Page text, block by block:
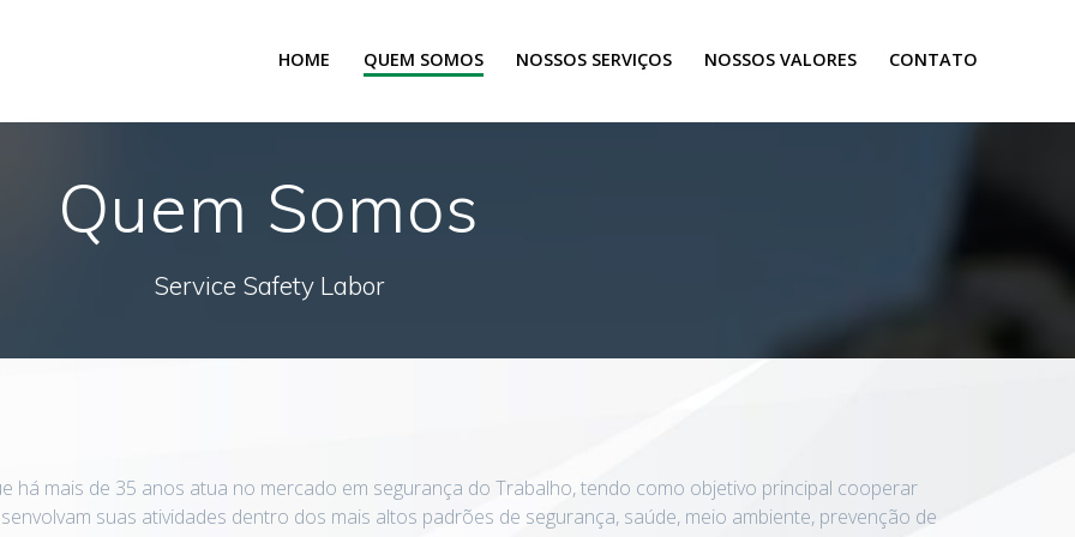
HOME QUEM SOMOS NOSSOS SERVIÇOS NOSSOS VALORES CONTATO
Quem Somos
Service Safety Labor
há mais de 35 anos atua no mercado em segurança do Trabalho, tendo como objetivo principal cooperar
suas atividades dentro dos mais altos padrões de segurança, saúde, meio ambiente, prevenção de